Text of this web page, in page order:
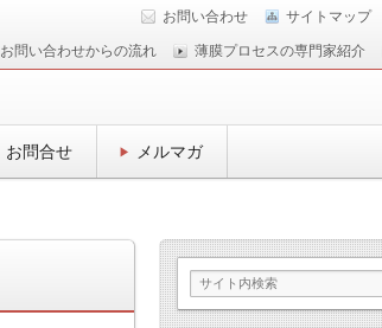
お問い合わせ サイトマップ
お問い合わせからの流れ 薄膜プロセスの専門家紹介
お問合せ メルマガ